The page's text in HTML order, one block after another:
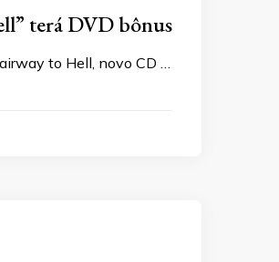
terá DVD bônus
to Hell, novo CD …